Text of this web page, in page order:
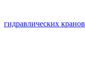
гидравлических кранов